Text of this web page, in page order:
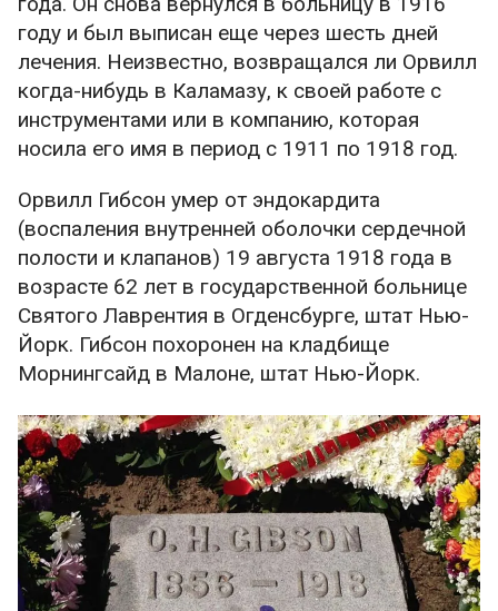
году и был выписан еще через шесть дней
лечения. Неизвестно, возвращался ли Орвилл
когда-нибудь в Каламазу, к своей работе с
инструментами или в компанию, которая
носила его имя в период с 1911 по 1918 год.
Орвилл Гибсон умер от эндокардита
(воспаления внутренней оболочки сердечной
полости и клапанов) 19 августа 1918 года в
возрасте 62 лет в государственной больнице
Святого Лаврентия в Огденсбурге, штат Нью-
Йорк. Гибсон похоронен на кладбище
Морнингсайд в Малоне, штат Нью-Йорк.